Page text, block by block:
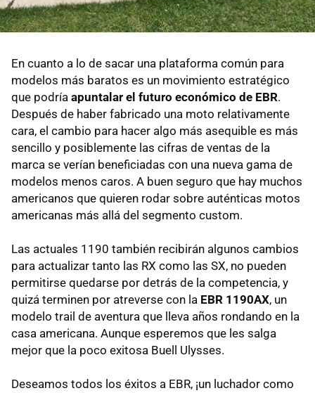
En cuanto a lo de sacar una plataforma común para
modelos más baratos es un movimiento estratégico
que podría apuntalar el futuro económico de EBR.
Después de haber fabricado una moto relativamente
cara, el cambio para hacer algo más asequible es más
sencillo y posiblemente las cifras de ventas de la
marca se verían beneficiadas con una nueva gama de
modelos menos caros. A buen seguro que hay muchos
americanos que quieren rodar sobre auténticas motos
americanas más allá del segmento custom.
Las actuales 1190 también recibirán algunos cambios
para actualizar tanto las RX como las SX, no pueden
permitirse quedarse por detrás de la competencia, y
quizá terminen por atreverse con la EBR 1190AX, un
modelo trail de aventura que lleva años rondando en la
casa americana. Aunque esperemos que les salga
mejor que la poco exitosa Buell Ulysses.
Deseamos todos los éxitos a EBR, ¡un luchador como